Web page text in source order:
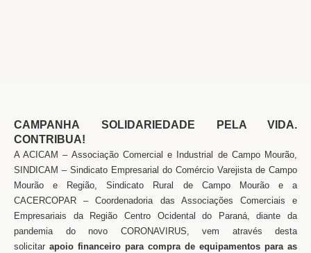
CAMPANHA
SOLIDARIEDADE PELA VIDA.
CONTRIBUA!
A ACICAM – Associação Comercial e Industrial de Campo Mourão,
SINDICAM – Sindicato Empresarial do Comércio Varejista de Campo
Mourão e Região, Sindicato Rural de Campo Mourão e a
CACERCOPAR –Coordenadoria das Associações Comerciais e
Empresariais da Região Centro Ocidental do Paraná,diante da
pandemia do novo CORONAVIRUS, vem através desta
solicitar apoio financeiro para compra de equipamentos para as